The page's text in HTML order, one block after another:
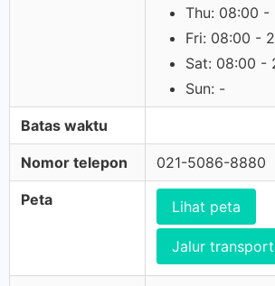
Thu: 08:00 -
Fri: 08:00 -
Sat: 08:00 -
Sun: -
Batas waktu
Nomor telepon 021-5086-8880
Peta Lihat peta
Jalur